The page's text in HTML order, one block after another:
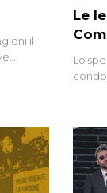
il
Le
Lo
e